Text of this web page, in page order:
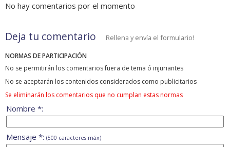
No hay comentarios por el momento
Deja tu comentario Rellena y envía el formulario!
NORMAS DE PARTICIPACIÓN
No se permitirán los comentarios fuera de tema ó injuriantes
No se aceptarán los contenidos considerados como publicitarios
Se eliminarán los comentarios que no cumplan estas normas
Nombre *:
Mensaje *: (500 caracteres máx)